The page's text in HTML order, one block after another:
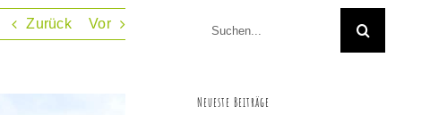
Zurück Vor
Neueste Beiträge